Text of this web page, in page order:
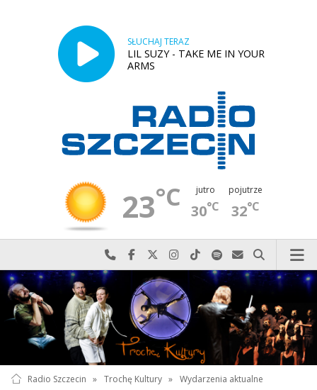
SŁUCHAJ TERAZ
LIL SUZY - TAKE ME IN YOUR
ARMS
23°C jutro
30°C
pojutrze
32°C
Najlepiej po prostu do nas zadzwoń
Odwiedź nas na Facebook-u
Odwiedź nas na X
Odwiedź nas na Instagram-ie
Odwiedź nas na TikTok-u
Szukaj nas na Spotify
Wyślij do nas
Szukaj
Radio Szczecin » Trochę Kultury » Wydarzenia aktualne